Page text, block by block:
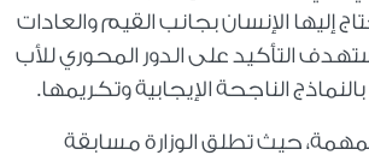
إليها الإنسان بجانب القيم والعادات
التأكيد على الدور المحوري للأب
الناجحة الإيجابية وتكريمها.
2024 عددا من الفعاليات المهمة، حيث تطلق الوزارة مسابقة